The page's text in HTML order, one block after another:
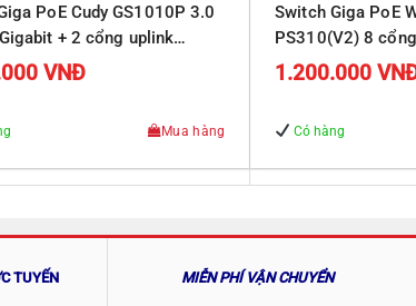
PoE Cudy GS1010P 3.0
+ 2 cổng uplink
VNĐ
Mua hàng
Switch Giga PoE
PS310(V2) 8
10/100/
1.200.000
Có hàng
TUYẾN MIỄN PHÍ VẬN CHUYỂN